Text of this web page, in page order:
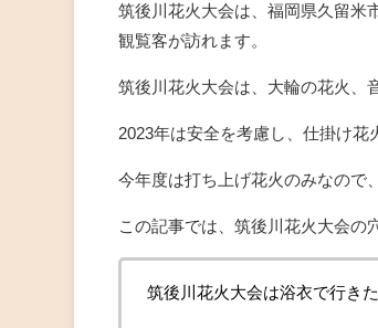
筑後川花火大会は、福岡県久留米
観覧客が訪れます。
筑後川花火大会は、大輪の花火、
2023年は安全を考慮し、仕掛け花
今年度は打ち上げ花火のみなので
この記事では、筑後川花火大会の
筑後川花火大会は浴衣で行き